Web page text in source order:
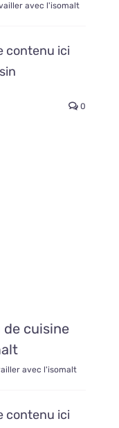
avec l'isomalt
contenu ici
0
cuisine
avec l'isomalt
contenu ici